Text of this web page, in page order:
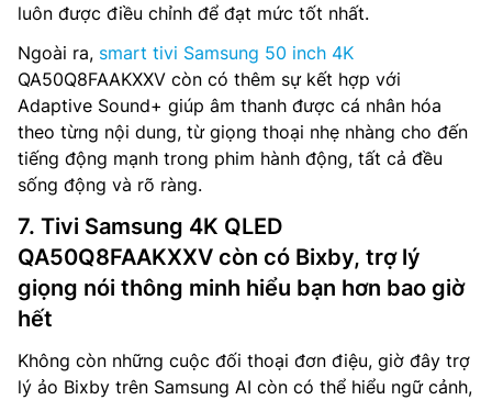
luôn được điều chỉnh để đạt mức tốt nhất.
Ngoài ra, smart tivi Samsung 50 inch 4K
QA50Q8FAAKXXV còn có thêm sự kết hợp với
Adaptive Sound+ giúp âm thanh được cá nhân hóa
theo từng nội dung, từ giọng thoại nhẹ nhàng cho đến
tiếng động mạnh trong phim hành động, tất cả đều
sống động và rõ ràng.
7. Tivi Samsung 4K QLED
QA50Q8FAAKXXV còn có Bixby, trợ lý
giọng nói thông minh hiểu bạn hơn bao giờ
hết
Không còn những cuộc đối thoại đơn điệu, giờ đây trợ
lý ảo Bixby trên Samsung AI còn có thể hiểu ngữ cảnh,